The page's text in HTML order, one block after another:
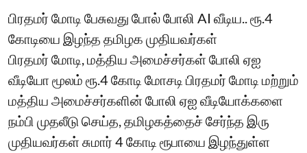
பிரதமர் மோடி பேசுவது போல் போலி AI வீடிய.. ரூ.4
கோடியை இழந்த தமிழக முதியவர்கள்
பிரதமர் மோடி, மத்திய அமைச்சர்கள் போலி ஏஐ
வீடியோ மூலம் ரூ.4 கோடி மோசடி பிரதமர் மோடி மற்றும்
மத்திய அமைச்சர்களின் போலி ஏஐ வீடியோக்களை
நம்பி முதலீடு செய்த, தமிழகத்தைச் சேர்ந்த இரு
முதியவர்கள் சுமார் 4 கோடி ரூபாயை இழந்துள்ள